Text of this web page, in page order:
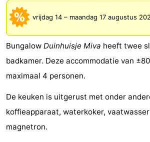
De
Noordduinen
-
Duinrell
Last
minutes
Strand
Zien
&
doen
Bezienswaardigheden
-
vrijdag 14 – maandag 17 augustus
Bungalow Duinhuisje Miva heeft twee
badkamer. Deze accommodatie van
maximaal 4 personen.
De keuken is uitgerust met onder
koffieapparaat, waterkoker,
magnetron.